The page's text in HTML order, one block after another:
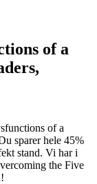
of a
of a
sparer hele 45%
stand. Vi har i
the Five